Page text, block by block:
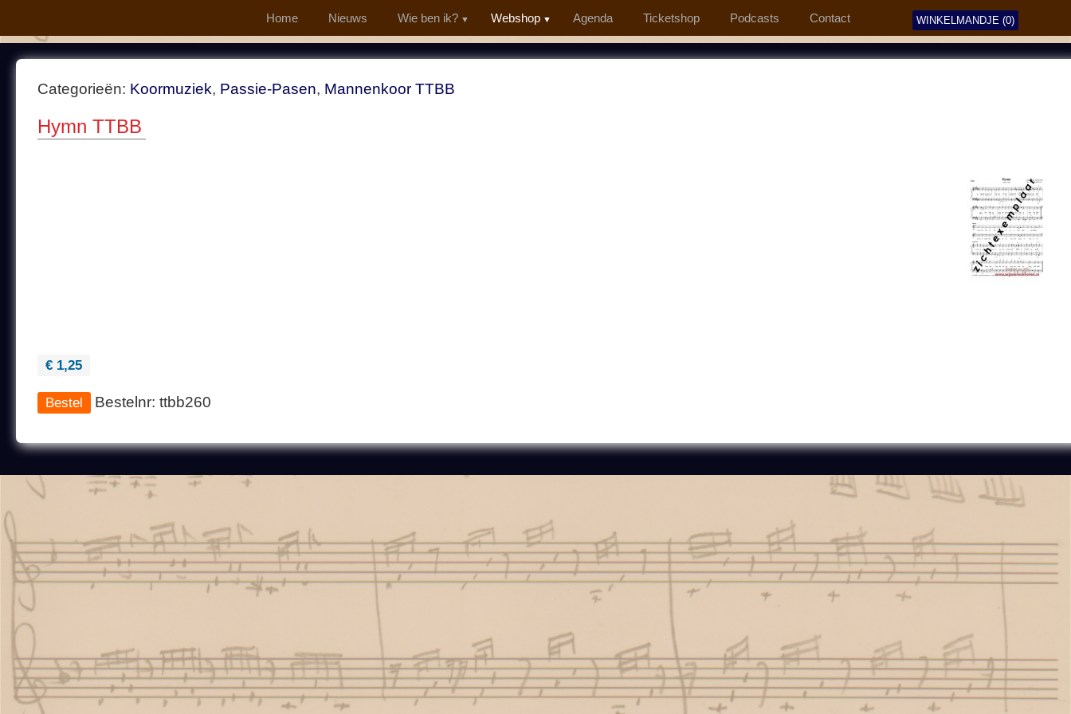
Home Nieuws Wie ben ik? Webshop Agenda Ticketshop Podcasts Contact WINKELMANDJE (0)
Categorieën: Koormuziek, Passie-Pasen, Mannenkoor TTBB
Hymn TTBB
€ 1,25
Bestelnr: ttbb260